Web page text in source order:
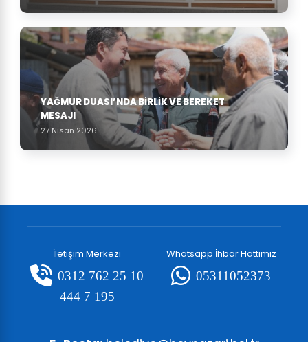
YAĞMUR DUASI’NDA BIRLIK VE BEREKET
MESAJI
27 Nisan 2026
İletişim Merkezi
0312 762 25 10
444 7 195
Whatsapp İhbar Hattımız
05311052373